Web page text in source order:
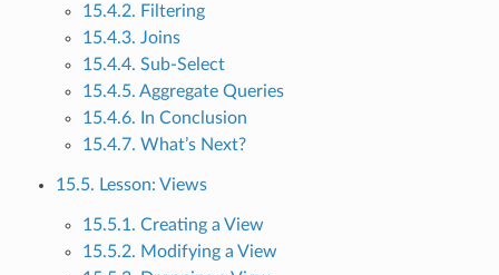
15.4.2. Filtering
15.4.3. Joins
15.4.4. Sub-Select
15.4.5. Aggregate Queries
15.4.6. In Conclusion
15.4.7. What’s Next?
15.5. Lesson: Views
15.5.1. Creating a View
15.5.2. Modifying a View